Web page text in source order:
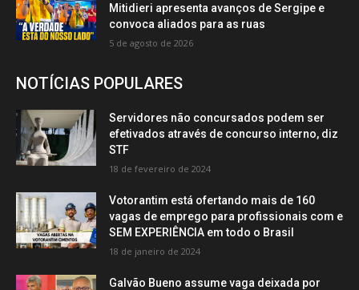
Mitidieri apresenta avanços de Sergipe e
convoca aliados para as ruas
5 de agosto de 2026
NOTÍCIAS POPULARES
Servidores não concursados podem ser
efetivados através de concurso interno, diz
STF
18 de fevereiro de 2024
Votorantim está ofertando mais de 160
vagas de emprego para profissionais com e
SEM EXPERIÊNCIA em todo o Brasil
18 de janeiro de 2024
Galvão Bueno assume vaga deixada por